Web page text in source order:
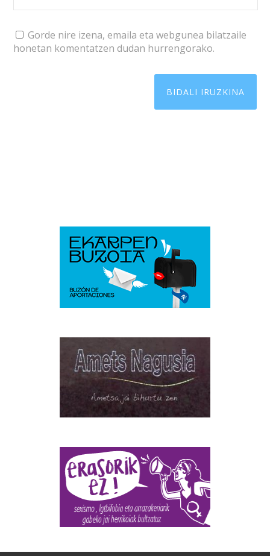
Gorde nire izena, emaila eta webgunea bilatzaile
honetan komentatzen dudan hurrengorako.